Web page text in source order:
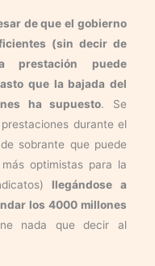
de que el gobierno
(sin decir de
prestación puede
que la bajada del
ha supuesto. Se
durante el
sobrante que puede
optimistas para la
llegándose a
los 4000 millones
nada que decir al